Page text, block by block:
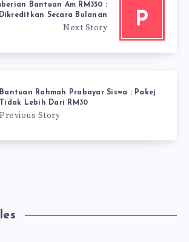
P
Bantuan Am RM350 :
Dikreditkan Secara Bulanan
Next Story
Bantuan Rahmah Prabayar Siswa : Pakej
Tidak Lebih Dari RM30
Previous Story